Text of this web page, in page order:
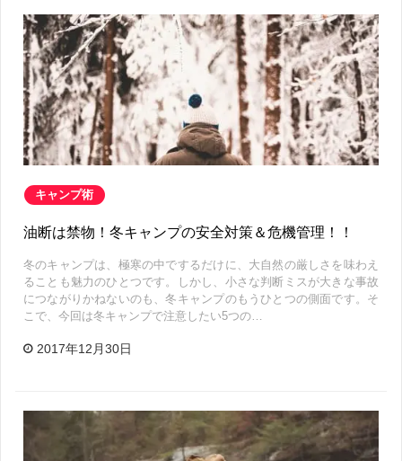
キャンプ術
油断は禁物！冬キャンプの安全対策＆危機管理！！
冬のキャンプは、極寒の中でするだけに、大自然の厳しさを味わえ
ることも魅力のひとつです。しかし、小さな判断ミスが大きな事故
につながりかねないのも、冬キャンプのもうひとつの側面です。そ
こで、今回は冬キャンプで注意したい5つの…
2017年12月30日